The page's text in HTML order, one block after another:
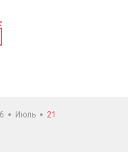
Июль 21